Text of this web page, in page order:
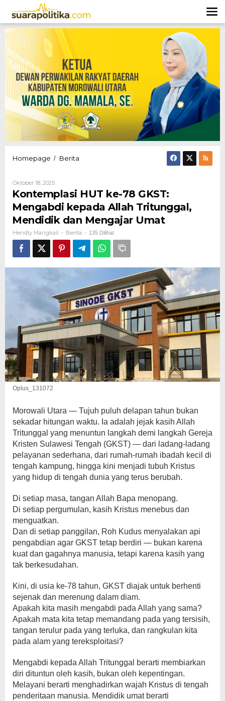
konten
Homepage / Berita
GKST:
Mengabdi
kepada
Allah
Tritunggal,
Mendidik
dan
Mengajar
Umat
Oktober 18, 2025Oleh
Hendly
Mangkali
Kontemplasi HUT ke-78 GKST:
Mengabdi kepada Allah Tritunggal,
Mendidik dan Mengajar Umat
Hendly Mangkali - Berita - 135 Dilihat
Oplus_131072
Morowali Utara — Tujuh puluh delapan tahun bukan
sekadar hitungan waktu. Ia adalah jejak kasih Allah
Tritunggal yang menuntun langkah demi langkah Gereja
Kristen Sulawesi Tengah (GKST) — dari ladang-ladang
pelayanan sederhana, dari rumah-rumah ibadah kecil di
tengah kampung, hingga kini menjadi tubuh Kristus
yang hidup di tengah dunia yang terus berubah.
Di setiap masa, tangan Allah Bapa menopang.
Di setiap pergumulan, kasih Kristus menebus dan
menguatkan.
Dan di setiap panggilan, Roh Kudus menyalakan api
pengabdian agar GKST tetap berdiri — bukan karena
kuat dan gagahnya manusia, tetapi karena kasih yang
tak berkesudahan.
Kini, di usia ke-78 tahun, GKST diajak untuk berhenti
sejenak dan merenung dalam diam.
Apakah kita masih mengabdi pada Allah yang sama?
Apakah mata kita tetap memandang pada yang tersisih,
tangan terulur pada yang terluka, dan rangkulan kita
pada alam yang tereksploitasi?
Mengabdi kepada Allah Tritunggal berarti membiarkan
diri dituntun oleh kasih, bukan oleh kepentingan.
Melayani berarti menghadirkan wajah Kristus di tengah
penderitaan manusia. Mendidik umat berarti